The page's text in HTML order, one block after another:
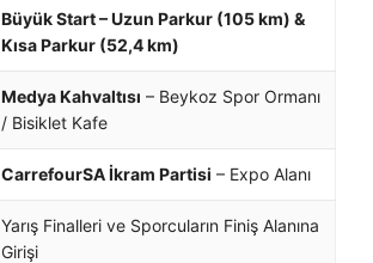
Büyük Start – Uzun Parkur (105 km) &
Kısa Parkur (52,4 km)
Medya Kahvaltısı – Beykoz Spor Ormanı
/ Bisiklet Kafe
CarrefourSA İkram Partisi – Expo Alanı
Yarış Finalleri ve Sporcuların Finiş Alanına
Girişi